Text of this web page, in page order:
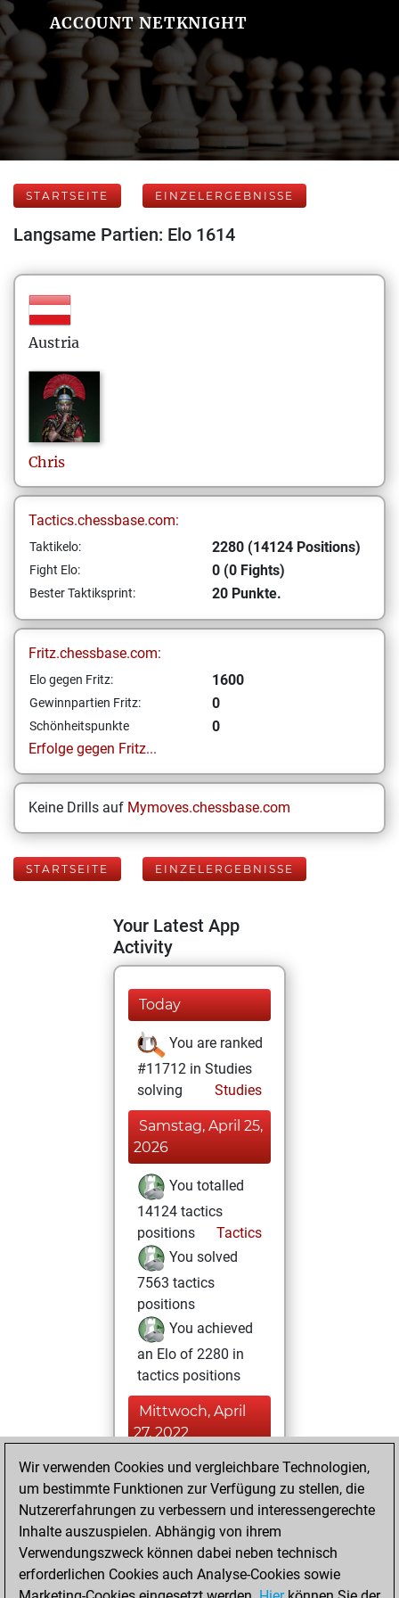
ACCOUNT NETKNIGHT
STARTSEITE EINZELERGEBNISSE
Langsame Partien: Elo 1614
Austria
Chris
Tactics.chessbase.com:
Taktikelo: 2280 (14124 Positions)
Fight Elo: 0 (0 Fights)
Bester Taktiksprint: 20 Punkte.
Fritz.chessbase.com:
Elo gegen Fritz: 1600
Gewinnpartien Fritz: 0
Schönheitspunkte
0
Erfolge gegen Fritz...
Keine Drills auf Mymoves.chessbase.com
STARTSEITE EINZELERGEBNISSE
Your Latest App
Activity
Today
You are ranked
#11712 in Studies
solving
Studies
Samstag, April 25,
2026
You totalled
14124 tactics
positions
Tactics
You solved
7563 tactics
positions
You achieved
an Elo of 2280 in
tactics positions
Mittwoch, April
27, 2022
You created
your Fritz account
Fritz
created your Studies
account
Studies
Wir verwenden Cookies und vergleichbare Technologien,
um bestimmte Funktionen zur Verfügung zu stellen, die
Nutzererfahrungen zu verbessern und interessengerechte
Inhalte auszuspielen. Abhängig von ihrem
Verwendungszweck können dabei neben technisch
erforderlichen Cookies auch Analyse-Cookies sowie